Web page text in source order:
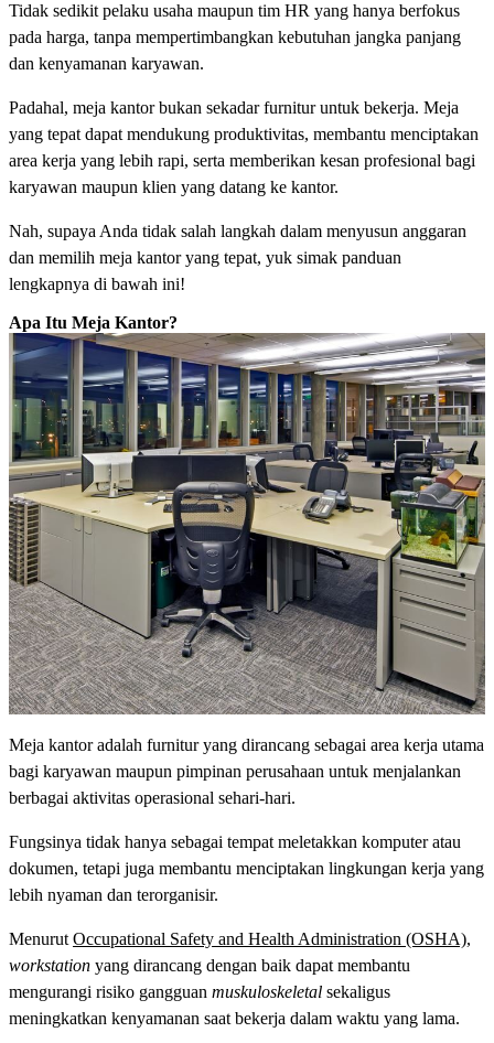
Tidak sedikit pelaku usaha maupun tim HR yang hanya berfokus
pada harga, tanpa mempertimbangkan kebutuhan jangka panjang
dan kenyamanan karyawan.
Padahal, meja kantor bukan sekadar furnitur untuk bekerja. Meja
yang tepat dapat mendukung produktivitas, membantu menciptakan
area kerja yang lebih rapi, serta memberikan kesan profesional bagi
karyawan maupun klien yang datang ke kantor.
Nah, supaya Anda tidak salah langkah dalam menyusun anggaran
dan memilih meja kantor yang tepat, yuk simak panduan
lengkapnya di bawah ini!
Apa Itu Meja Kantor?
Meja kantor adalah furnitur yang dirancang sebagai area kerja utama
bagi karyawan maupun pimpinan perusahaan untuk menjalankan
berbagai aktivitas operasional sehari-hari.
Fungsinya tidak hanya sebagai tempat meletakkan komputer atau
dokumen, tetapi juga membantu menciptakan lingkungan kerja yang
lebih nyaman dan terorganisir.
Menurut Occupational Safety and Health Administration (OSHA),
workstation yang dirancang dengan baik dapat membantu
mengurangi risiko gangguan muskuloskeletal sekaligus
meningkatkan kenyamanan saat bekerja dalam waktu yang lama.